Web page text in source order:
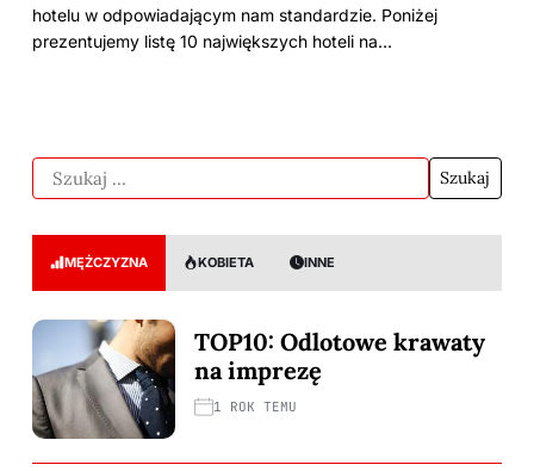
hotelu w odpowiadającym nam standardzie. Poniżej
prezentujemy listę 10 największych hoteli na…
MĘŻCZYZNA KOBIETA INNE
TOP10: Odlotowe krawaty
na imprezę
1 ROK TEMU